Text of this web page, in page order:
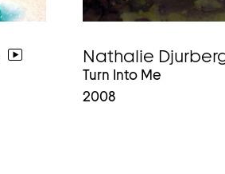
Nathalie
weiter
zum
video
Turn Into Me
2008